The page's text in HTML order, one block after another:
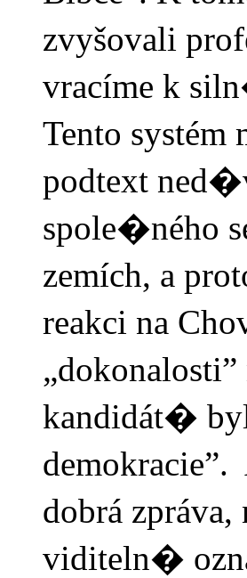
zvyšovali
vracíme k
Tento
podtext
spole�ného
zemích, a
reakci na
kandidát�
dobrá
viditeln�